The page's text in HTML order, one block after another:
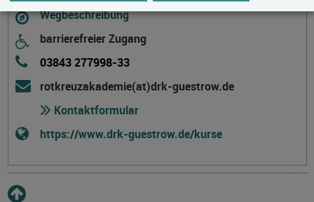
Wegbeschreibung
barrierefreier Zugang
03843 277998-33
rotkreuzakademie(at)drk-guestrow.de
Kontaktformular
https://www.drk-guestrow.de/kurse